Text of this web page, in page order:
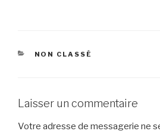
CATÉGORIES
NON CLASSÉ
Laisser un commentaire
Votre adresse de messagerie ne